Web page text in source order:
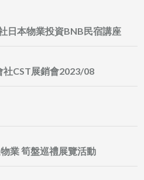
日本物業投資BNB民宿講座
社CST展銷會2023/08
業 筍盤巡禮展覽活動